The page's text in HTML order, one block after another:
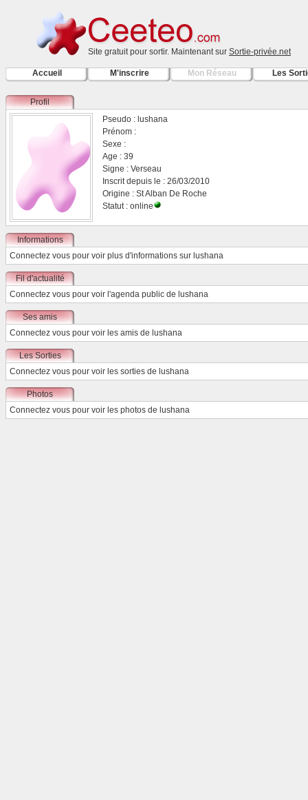
Site gratuit pour sortir. Maintenant sur Sortie-privée.net
Accueil M'inscrire Mon Réseau Les
Profil
Pseudo : lushana
Prénom :
Sexe :
Age : 39
Signe : Verseau
Inscrit depuis le : 26/03/2010
Origine : St Alban De Roche
Statut : online
Informations
Connectez vous pour voir plus d'informations sur lushana
Fil d'actualité
Connectez vous pour voir l'agenda public de lushana
Ses amis
Connectez vous pour voir les amis de lushana
Les Sorties
Connectez vous pour voir les sorties de lushana
Photos
Connectez vous pour voir les photos de lushana